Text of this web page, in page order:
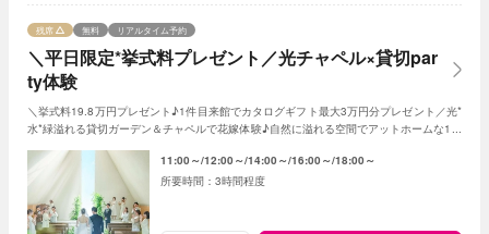
＼平日限定*挙式料プレゼント／光チャペル×貸切par
ty体験
残席 無料 リアルタイム予約
＼挙式料19.8万円プレゼント♪1件目来館でカタログギフト最大3万円分プレゼント／光*
水*緑溢れる貸切ガーデン＆チャペルで花嫁体験♪自然に溢れる空間でアットホームな1日
11:00～ 12:00～ 14:00～ 16:00～ 18:00～
3時間程度